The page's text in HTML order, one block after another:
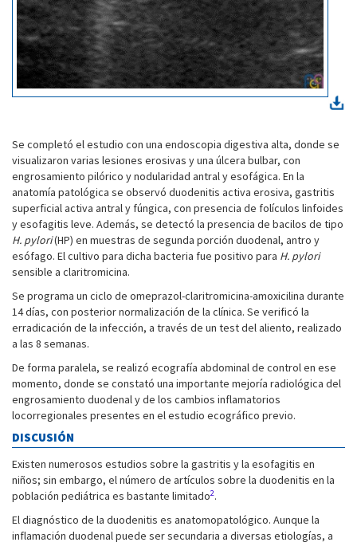
Se completó el estudio con una endoscopia digestiva alta, donde se
visualizaron varias lesiones erosivas y una úlcera bulbar, con
engrosamiento pilórico y nodularidad antral y esofágica. En la
anatomía patológica se observó duodenitis activa erosiva, gastritis
superficial activa antral y fúngica, con presencia de folículos linfoides
y esofagitis leve. Además, se detectó la presencia de bacilos de tipo
H. pylori(HP) en muestras de segunda porción duodenal, antro y
esófago. El cultivo para dicha bacteria fue positivo para H. pylori
sensible a claritromicina.
Se programa un ciclo de omeprazol-claritromicina-amoxicilina durante
14 días, con posterior normalización de la clínica. Se verificó la
erradicación de la infección, a través de un test del aliento, realizado
a las 8 semanas.
De forma paralela, se realizó ecografía abdominal de control en ese
momento, donde se constató una importante mejoría radiológica del
engrosamiento duodenal y de los cambios inflamatorios
locorregionales presentes en el estudio ecográfico previo.
DISCUSIÓN
Existen numerosos estudios sobre la gastritis y la esofagitis en
niños; sin embargo, el número de artículos sobre la duodenitis en la
población pediátrica es bastante limitado2.
El diagnóstico de la duodenitis es anatomopatológico. Aunque la
inflamación duodenal puede ser secundaria a diversas etiologías, a